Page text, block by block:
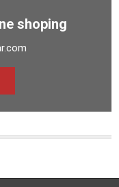
shoping